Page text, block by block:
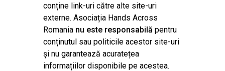
conține link-uri către alte site-uri
externe. Asociația Hands Across
Romania nu este responsabilă pentru
conținutul sau politicile acestor site-uri
și nu garantează acuratețea
informațiilor disponibile pe acestea.